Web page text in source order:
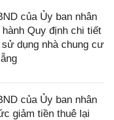
của Ủy ban nhân
Quy định chi tiết
dụng nhà chung cư
của Ủy ban nhân
giảm tiền thuê lại